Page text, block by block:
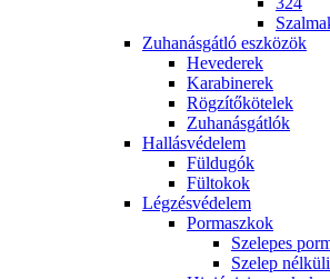
Zuhanásgátló eszközök
Hevederek
Karabinerek
Rögzítőkötelek
Zuhanásgátlók
Hallásvédelem
Füldugók
Fültokok
Légzésvédelem
Pormaszkok
Szelepes
Szelep